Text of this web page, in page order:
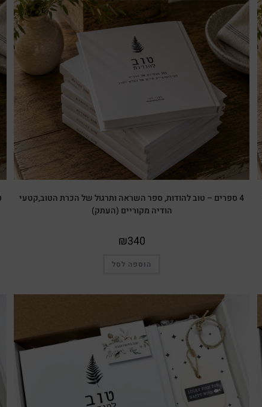
4 ספרים – טוב להודות, ספר השראה ותרגול של הכרת הטוב,קטעי
הודיה מקוריים (העתק)
₪340
הוספה לסל